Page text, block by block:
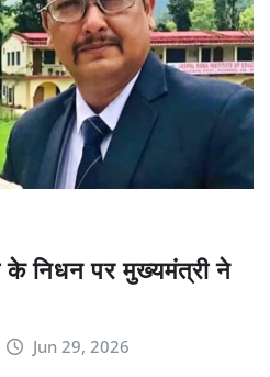
के निधन पर मुख्यमंत्री ने
Jun 29, 2026